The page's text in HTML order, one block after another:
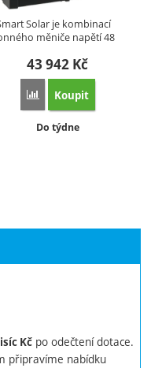
Energy RS 48/6000 230V
Solar je kombinací
měniče napětí 48
43 942 Kč
Přidat 'Měnič napětí
Koupit
Dostupnost:
Do týdne
Kč po odečtení dotace.
připravíme nabídku